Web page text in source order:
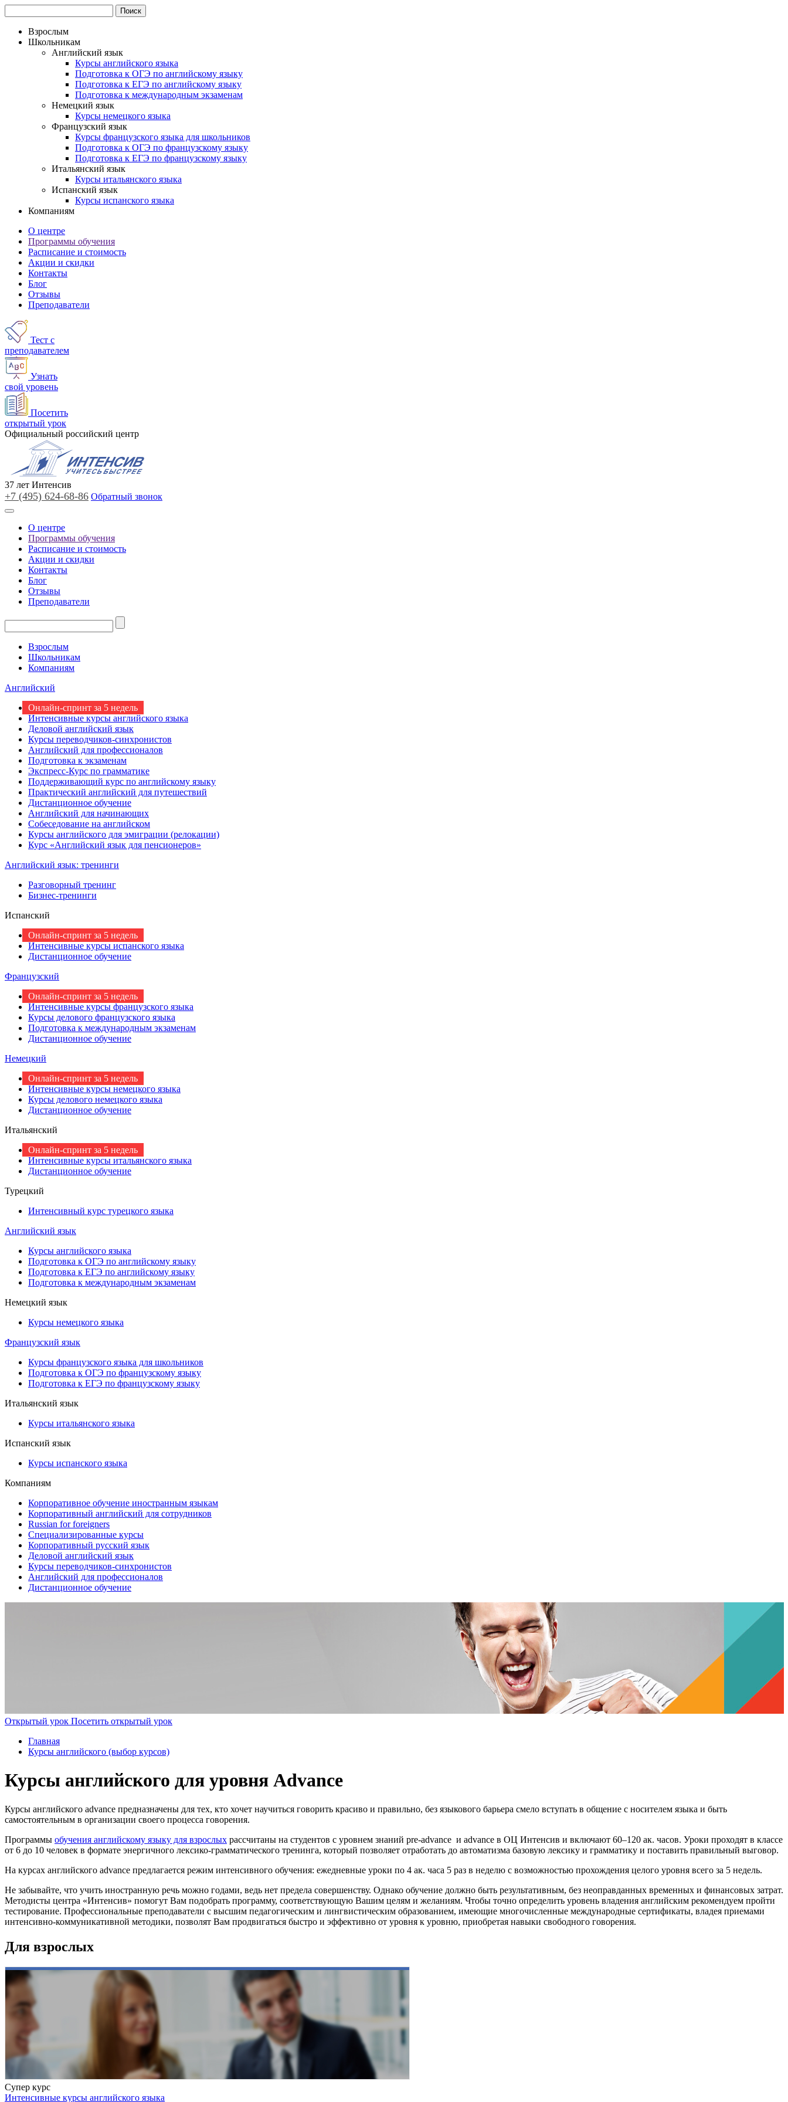
Взрослым
Школьникам
Английский язык
Курсы английского языка
Подготовка к ОГЭ по английскому языку
Подготовка к ЕГЭ по английскому языку
Подготовка к международным экзаменам
Немецкий язык
Курсы немецкого языка
Французский язык
Курсы французского языка для школьников
Подготовка к ОГЭ по французскому языку
Подготовка к ЕГЭ по французскому языку
Итальянский язык
Курсы итальянского языка
Испанский язык
Курсы испанского языка
Компаниям
О центре
Программы обучения
Расписание и стоимость
Акции и скидки
Контакты
Блог
Отзывы
Преподаватели
Тест с
преподавателем
Узнать
свой уровень
Посетить
открытый урок
Официальный российский центр
37 лет Интенсив
+7 (495) 624-68-86 Обратный звонок
О центре
Программы обучения
Расписание и стоимость
Акции и скидки
Контакты
Блог
Отзывы
Преподаватели
Взрослым
Школьникам
Компаниям
Английский
Онлайн-спринт за 5 недель
Интенсивные курсы английского языка
Деловой английский язык
Курсы переводчиков-синхронистов
Английский для профессионалов
Подготовка к экзаменам
Экспресс-Курс по грамматике
Поддерживающий курс по английскому языку
Практический английский для путешествий
Дистанционное обучение
Английский для начинающих
Собеседование на английском
Курсы английского для эмиграции (релокации)
Курс «Английский язык для пенсионеров»
Английский язык: тренинги
Разговорный тренинг
Бизнес-тренинги
Испанский
Онлайн-спринт за 5 недель
Интенсивные курсы испанского языка
Дистанционное обучение
Французский
Онлайн-спринт за 5 недель
Интенсивные курсы французского языка
Курсы делового французского языка
Подготовка к международным экзаменам
Дистанционное обучение
Немецкий
Онлайн-спринт за 5 недель
Интенсивные курсы немецкого языка
Курсы делового немецкого языка
Дистанционное обучение
Итальянский
Онлайн-спринт за 5 недель
Интенсивные курсы итальянского языка
Дистанционное обучение
Турецкий
Интенсивный курс турецкого языка
Английский язык
Курсы английского языка
Подготовка к ОГЭ по английскому языку
Подготовка к ЕГЭ по английскому языку
Подготовка к международным экзаменам
Немецкий язык
Курсы немецкого языка
Французский язык
Курсы французского языка для школьников
Подготовка к ОГЭ по французскому языку
Подготовка к ЕГЭ по французскому языку
Итальянский язык
Курсы итальянского языка
Испанский язык
Курсы испанского языка
Компаниям
Корпоративное обучение иностранным языкам
Корпоративный английский для сотрудников
Russian for foreigners
Специализированные курсы
Корпоративный русский язык
Деловой английский язык
Курсы переводчиков-синхронистов
Английский для профессионалов
Дистанционное обучение
Открытый урок Посетить открытый урок
Главная
Курсы английского (выбор курсов)
Курсы английского для уровня Advance
Курсы английского advance предназначены для тех, кто хочет научиться говорить красиво и правильно, без языкового барьера смело вступать в общение с носителем языка и быть
самостоятельным в организации своего процесса говорения.
Программы обучения английскому языку для взрослых рассчитаны на студентов с уровнем знаний pre-advance и advance в ОЦ Интенсив и включают 60–120 ак. часов. Уроки проходят в классе
от 6 до 10 человек в формате энергичного лексико-грамматического тренинга, который позволяет отработать до автоматизма базовую лексику и грамматику и поставить правильный выговор.
На курсах английского advance предлагается режим интенсивного обучения: ежедневные уроки по 4 ак. часа 5 раз в неделю с возможностью прохождения целого уровня всего за 5 недель.
Не забывайте, что учить иностранную речь можно годами, ведь нет предела совершенству. Однако обучение должно быть результативным, без неоправданных временных и финансовых затрат.
Методисты центра «Интенсив» помогут Вам подобрать программу, соответствующую Вашим целям и желаниям. Чтобы точно определить уровень владения английским рекомендуем пройти
тестирование. Профессиональные преподаватели с высшим педагогическим и лингвистическим образованием, имеющие многочисленные международные сертификаты, владея приемами
интенсивно-коммуникативной методики, позволят Вам продвигаться быстро и эффективно от уровня к уровню, приобретая навыки свободного говорения.
Для взрослых
Супер курс
Интенсивные курсы английского языка